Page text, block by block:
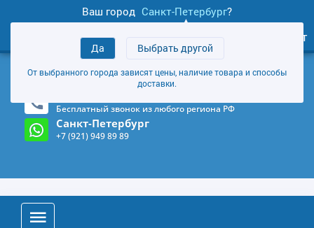
Ваш город Санкт-Петербург?
Да Выбрать другой
От выбранного города зависят цены, наличие товара и способы
доставки.
товаров
Личный кабинет
+7 (921) 949 89 89
Магазин и склад в Санкт-Петербурге (Карта)
Бесплатный звонок из любого региона РФ
Санкт-Петербург
+7 (921) 949 89 89